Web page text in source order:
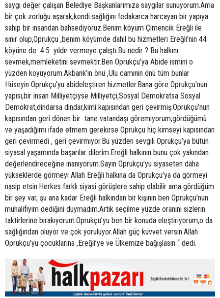
saygı değer çalışan Belediye Başkanlarımıza saygılar sunuyorum.Ama
bir çok zorluğu aşarak,kendi sağlığını fedakarca harcayan bir yapıya
sahip bir insandan bahsediyoruz.Benim köyüm Çimencik Ereğli ile
sınır olup,Oprukçu ,benim köyümde dahil bu hizmetleri Ereğli’nin 44
köyüne de 4.5 yıldır vermeye çalıştı.Bu nedir ? Bu halkını
sevmek,memleketini sevmektir.Ben Oprukçu’ya Abide ismini o
yüzden koyuyorum.Akbank’ın önü ,Ulu caminin önü tüm bunlar
Hüseyin Oprukçu’yu abideleştiren hizmetler.Bana göre Oprukçu’nun
yapısı,bir insan Milliyetçiyse Milliyetçi,Sosyal Demokratsa Sosyal
Demokrat,dindarsa dindar,kimi kapısından geri çevirmiş.Oprukçu’nun
kapısından geri dönen bir tane vatandaşı göremiyorum,gördüğümü
ve yaşadığımı ifade etmem gerekirse Oprukçu hiç kimseyi kapısından
geri çevirmedi , geri çevirmiyor.Bu yüzden sevgili Oprukçu’ya bütün
siyasal yaşamında başarılar dilerim.Ereğli halkının bunu çok yakından
değerlendireceğine inanıyorum.Sayın Oprukçu’yu siyaseten daha
yükseklerde görmeyi Allah Ereğli halkına da Oprukçu’ya da görmeyi
nasip etsin.Herkes farklı siyasi görüşlere sahip olabilir ama gördüğüm
bir şey var, şu ana kadar Ereğli halkından bir kişinin ben Oprukçu’nun
muhalifiyim dediğini duymadım.Artık seçilme yüzde oranını sizlerin
taktirlerine bırakıyorum.Oprukçu’yu ben bir konuda eleştiriyorum,o da
sağlığından oluyor ve çok yoruluyor.Allah güç kuvvet versin.Allah
Oprukçu’yu çocuklarına ,Ereğli’ye ve Ülkemize bağışlasın “ dedi.